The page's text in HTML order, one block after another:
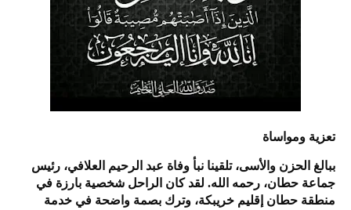
تعزية ومواساة
ببالغ الحزن والأسى، تلقينا نبأ وفاة عبد الرحيم العلافي، رئيس
جماعة حطان، رحمه الله. لقد كان الراحل شخصية بارزة في
منطقة حطان إقليم خريبكة، وترك بصمة واضحة في خدمة